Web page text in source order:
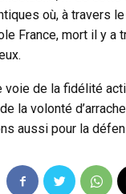
où, à travers
France, mort il y
voie de la fidélité
la volonté
aussi pour la